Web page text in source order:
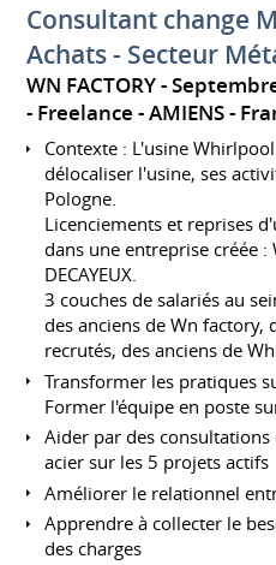
Consultant change
Achats - Secteur
WN FACTORY
Freelance
AMIENS
Contexte : L'usine
délocaliser l'usine, ses
Pologne.
Licenciements et reprises
dans une entreprise créée :
DECAYEUX.
3 couches de salariés au
des anciens de Wn factory,
recrutés, des anciens de
Transformer les pratiques
Former l'équipe en poste
Aider par des
acier sur les 5 projets actifs
Améliorer le relationnel
Apprendre à collecter le
des charges